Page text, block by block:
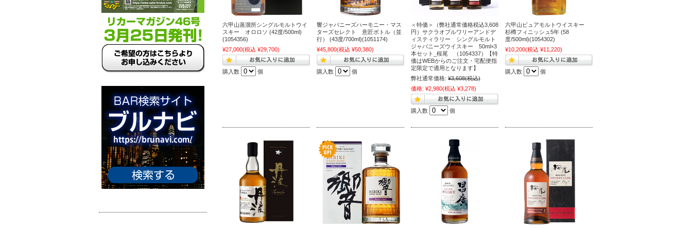
六甲山蒸溜所シングルモルトウイ
スキー オロロソ (42度/500ml)
(1054356)
¥27,000(税込 ¥29,700)
購入数 個
響ジャパニーズハーモニー・マス
ターズセレクト 意匠ボトル（並
行） (43度/700ml)(1051174)
¥45,800(税込 ¥50,380)
購入数 個
＜特価＞（弊社通常価格税込3,608
円）サクラオブルワリーアンドデ
ィスティラリー シングルモルト
ジャパニーズウイスキー 50ml×3
本セット_桜尾 （1054337）【特
価はWEBからのご注文・宅配便指
定限定で適用となります】
弊社通常価格: ¥3,608(税込)
価格: ¥2,980(税込 ¥3,278)
購入数 個
六甲山ピュアモルトウイスキー
杉樽フィニッシュ5年 (58
度/500ml)(1054302)
¥10,200(税込 ¥11,220)
購入数 個